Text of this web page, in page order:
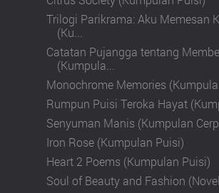
Trilogi Parikrama: Aku Memesan
(Ku...
Catatan Pujangga tentang
(Kumpula...
Monochrome Memories
Rumpun Puisi Teroka Hayat
Senyuman Manis (Kumpulan
Iron Rose (Kumpulan Puisi)
Heart 2 Poems (Kumpulan Puisi)
Soul of Beauty and Fashion